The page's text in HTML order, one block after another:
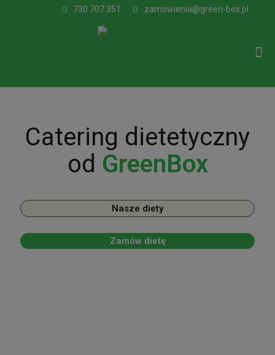
730 707 351 zamowienia@green-box.pl
Catering dietetyczny
od GreenBox
Nasze diety
Zamów dietę